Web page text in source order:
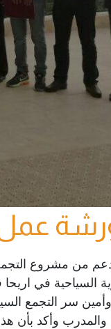
عمل
في اريحا
سر التجمع
وأكد بأن